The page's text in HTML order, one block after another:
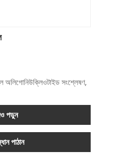
অলিগোনিউক্লিওটাইড সংশ্লেষণ,
পড়ুন
পাঠান